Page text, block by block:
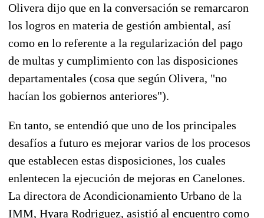
Olivera dijo que en la conversación se remarcaron
los logros en materia de gestión ambiental, así
como en lo referente a la regularización del pago
de multas y cumplimiento con las disposiciones
departamentales (cosa que según Olivera, "no
hacían los gobiernos anteriores").
En tanto, se entendió que uno de los principales
desafíos a futuro es mejorar varios de los procesos
que establecen estas disposiciones, los cuales
enlentecen la ejecución de mejoras en Canelones.
La directora de Acondicionamiento Urbano de la
IMM, Hyara Rodriguez, asistió al encuentro como